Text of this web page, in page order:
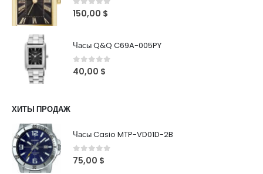
0out of 5
150,00 $
Часы Q&Q C69A-005PY
0 out of 5
40,00 $
ХИТЫ ПРОДАЖ
Часы Casio MTP-VD01D-2B
0out of 5
75,00 $